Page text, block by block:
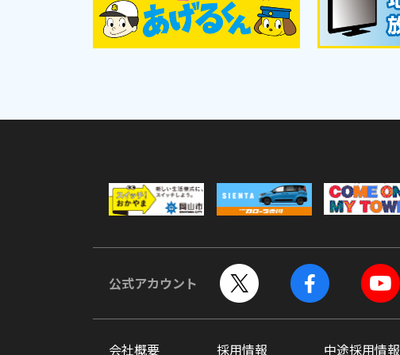
公式アカウント
会社概要 採用情報 中途採用情報